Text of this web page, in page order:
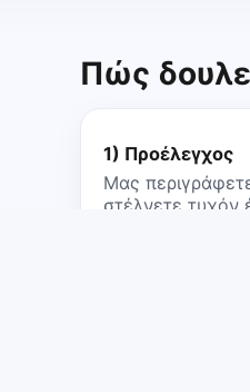
Πώς
1) Προέλεγχος
Μας
στέλνετε τυχόν